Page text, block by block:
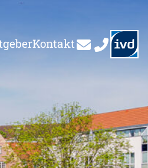
Kontakt